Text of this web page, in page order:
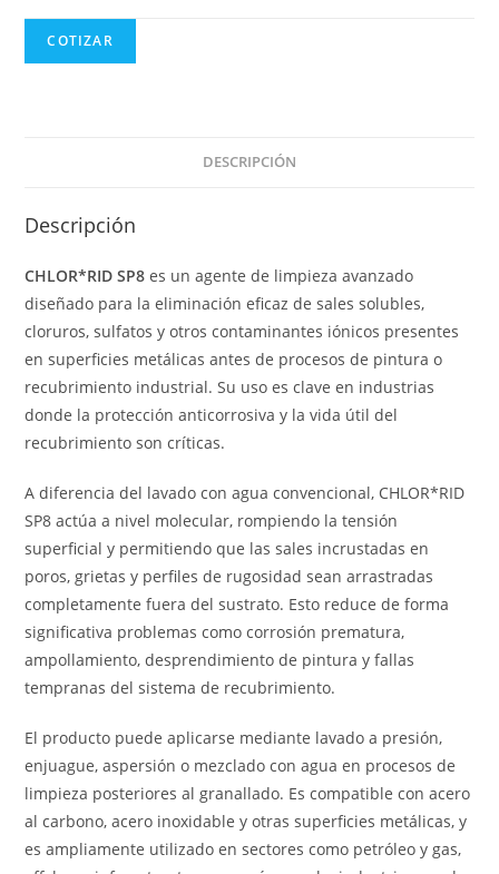
COTIZAR
DESCRIPCIÓN
Descripción
CHLOR*RID SP8 es un agente de limpieza avanzado
diseñado para la eliminación eficaz de sales solubles,
cloruros, sulfatos y otros contaminantes iónicos presentes
en superficies metálicas antes de procesos de pintura o
recubrimiento industrial. Su uso es clave en industrias
donde la protección anticorrosiva y la vida útil del
recubrimiento son críticas.
A diferencia del lavado con agua convencional, CHLOR*RID
SP8 actúa a nivel molecular, rompiendo la tensión
superficial y permitiendo que las sales incrustadas en
poros, grietas y perfiles de rugosidad sean arrastradas
completamente fuera del sustrato. Esto reduce de forma
significativa problemas como corrosión prematura,
ampollamiento, desprendimiento de pintura y fallas
tempranas del sistema de recubrimiento.
El producto puede aplicarse mediante lavado a presión,
enjuague, aspersión o mezclado con agua en procesos de
limpieza posteriores al granallado. Es compatible con acero
al carbono, acero inoxidable y otras superficies metálicas, y
es ampliamente utilizado en sectores como petróleo y gas,